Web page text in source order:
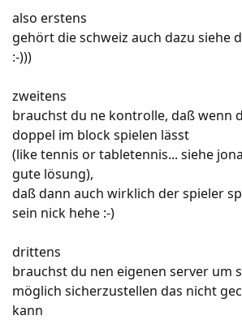
also erstens
gehört die schweiz auch dazu siehe
:-)))
zweitens
brauchst du ne kontrolle, daß wenn
doppel im block spielen lässt
(like tennis or tabletennis... siehe
gute lösung),
daß dann auch wirklich der spieler
sein nick hehe :-)
drittens
brauchst du nen eigenen server um
möglich sicherzustellen das nicht
kann